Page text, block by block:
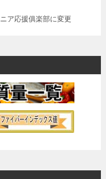
ア応援俱楽部に変更